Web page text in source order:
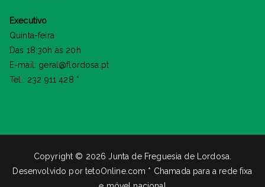
Executivo
Quinta-feira
Das 18:30h às 20h
E-mail: geral@flordosa.pt
Tel.: 232 911 428 *
Copyright © 2026Junta de Freguesia de Lordosa.
Desenvolvido portetoOnline.com * Chamada para a rede fixa